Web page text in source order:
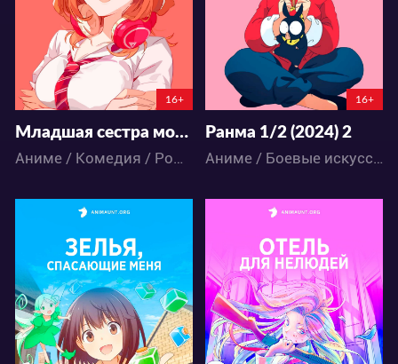
82 48
16+
Младшая сестра моего друга досаждает
Аниме / Комедия / Романтика
53 17
16+
Ранма 1/2 (2024) 2
Аниме / Боевые искусства / Комедия / Романтика / Сёнэн / Школа / Экшен / Этти
38427 21678